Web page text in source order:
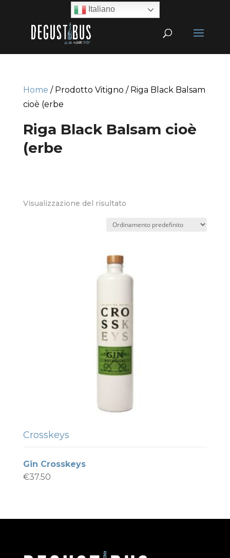
Home / Prodotto Vitigno / Riga Black Balsam
cioè (erbe
Riga Black Balsam cioè
(erbe
Visualizzazione del risultato
Crosskeys
Gin Crosskeys
€37.50
Italiano